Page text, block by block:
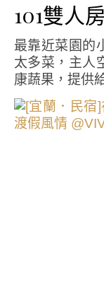
101雙人
最靠近菜園的
太多菜，主人
康蔬果，提供